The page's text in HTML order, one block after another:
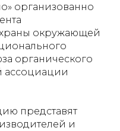
организованно
окружающей
органического
ассоциации
представят
и